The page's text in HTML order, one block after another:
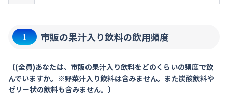
1 市販の果汁入り飲料の飲用頻度
〔(全員)あなたは、市販の果汁入り飲料をどのくらいの頻度で飲
んでいますか。※野菜汁入り飲料は含みません。また炭酸飲料や
ゼリー状の飲料も含みません。〕